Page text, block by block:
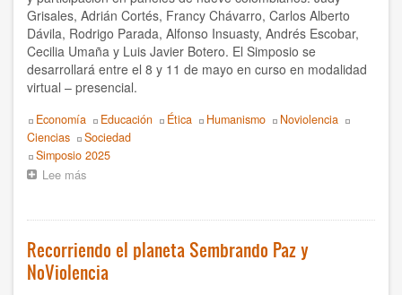
Grisales, Adrián Cortés, Francy Chávarro, Carlos Alberto
Dávila, Rodrigo Parada, Alfonso Insuasty, Andrés Escobar,
Cecilia Umaña y Luis Javier Botero. El Simposio se
desarrollará entre el 8 y 11 de mayo en curso en modalidad
virtual – presencial.
Topics
Economía Educación Ética Humanismo
Noviolencia
Ciencias
Sociedad
Event
Simposio 2025
Lee más
en
X
Simposio
Recorriendo el planeta Sembrando Paz y
NoViolencia